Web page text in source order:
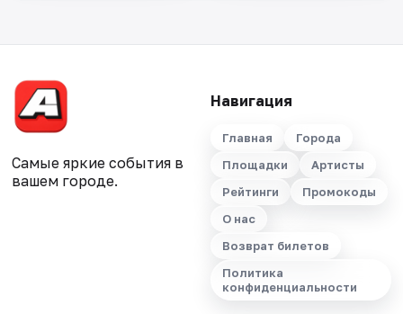
Самые яркие события в
вашем городе.
Навигация
Главная
Города
Площадки
Артисты
Рейтинги
Промокоды
О нас
Возврат билетов
Политика
конфиденциальности